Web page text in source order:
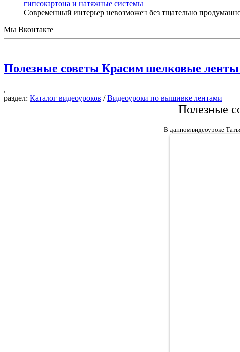
гипсокартона и натяжные системы
Современный интерьер невозможен без тщательно
Мы Вконтакте
Полезные советы Красим шелковые ленты
,
раздел: Каталог видеоуроков /Видеоуроки по вышивке лентами
Полезные
В данном видеоуроке